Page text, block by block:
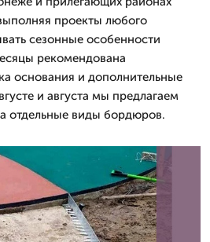
проекты любого
сезонные особенности
рекомендована
основания и дополнительные
и августа мы предлагаем
отдельные виды бордюров.